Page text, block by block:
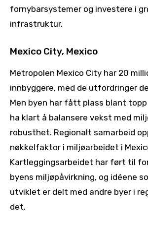
fornybarsystemer og investere i
infrastruktur.
Mexico City, Mexico
Metropolen Mexico City har 20
innbyggere, med de utfordringer
Men byen har fått plass blant topp
ha klart å balansere vekst med
robusthet. Regionalt samarbeid
nøkkelfaktor i miljøarbeidet i
Kartleggingsarbeidet har ført til
byens miljøpåvirkning, og idéene
utviklet er delt med andre byer i
det.